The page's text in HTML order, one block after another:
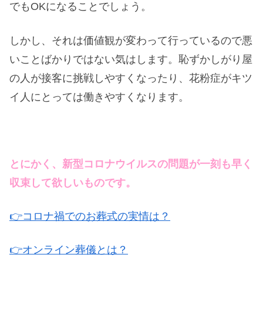
でもOKになることでしょう。
しかし、それは価値観が変わって行っているので悪
いことばかりではない気はします。恥ずかしがり屋
の人が接客に挑戦しやすくなったり、花粉症がキツ
イ人にとっては働きやすくなります。
とにかく、新型コロナウイルスの問題が一刻も早く
収束して欲しいものです。
👉コロナ禍でのお葬式の実情は？
👉オンライン葬儀とは？